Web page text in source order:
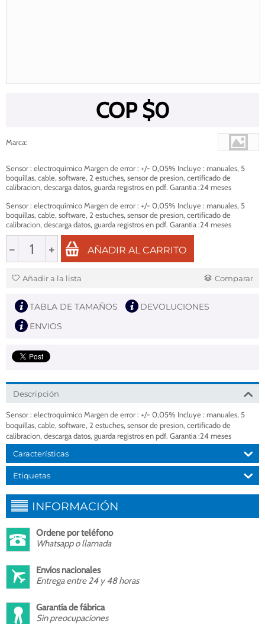
COP $0
Marca:
Sensor : electroquímico Margen de error : +/- 0,05% Incluye : manuales, 5
boquillas, cable, software, 2 estuches, sensor de presion, certificado de
calibracion, descarga datos, guarda registros en pdf. Garantia :24 meses
Sensor : electroquímico Margen de error : +/- 0,05% Incluye : manuales, 5
boquillas, cable, software, 2 estuches, sensor de presion, certificado de
calibracion, descarga datos, guarda registros en pdf. Garantia :24 meses
− + AÑADIR AL CARRITO
Añadir a la lista Comparar
TABLA DE TAMAÑOS
DEVOLUCIONES
ENVIOS
Descripción
Sensor : electroquímico Margen de error : +/- 0,05% Incluye : manuales, 5
boquillas, cable, software, 2 estuches, sensor de presion, certificado de
calibracion, descarga datos, guarda registros en pdf. Garantia :24 meses
Características
Etiquetas
INFORMACIÓN
Ordene por teléfono
Whatsapp o llamada
Envíos nacionales
Entrega entre 24 y 48 horas
Garantía de fábrica
Sin preocupaciones